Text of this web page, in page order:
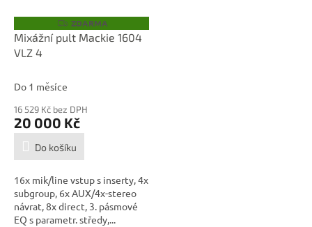
Z
D
A
ZDARMA
Mixážní pult Mackie 1604
VLZ 4
Do 1 měsíce
16 529 Kč bez DPH
20 000 Kč
Do košíku
16x mik/line vstup s inserty, 4x
subgroup, 6x AUX/4x-stereo
návrat, 8x direct, 3. pásmové
EQ s parametr. středy,...